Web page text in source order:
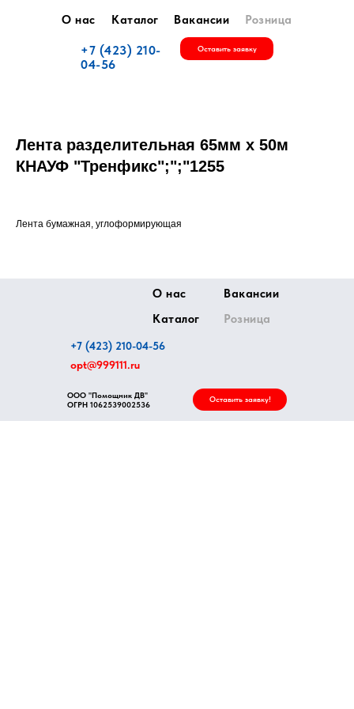
+7 (423) 210-
04-56
Оставить заявку
О нас Каталог Вакансии Розница
Лента разделительная 65мм х 50м
КНАУФ "Тренфикс";";"1255
Лента бумажная, углоформирующая
ООО "Помощник ДВ"
ОГРН 1062539002536
О нас
Каталог
Оставить заявку!
Вакансии
Розница
+7 (423) 210-04-56
opt@999111.ru